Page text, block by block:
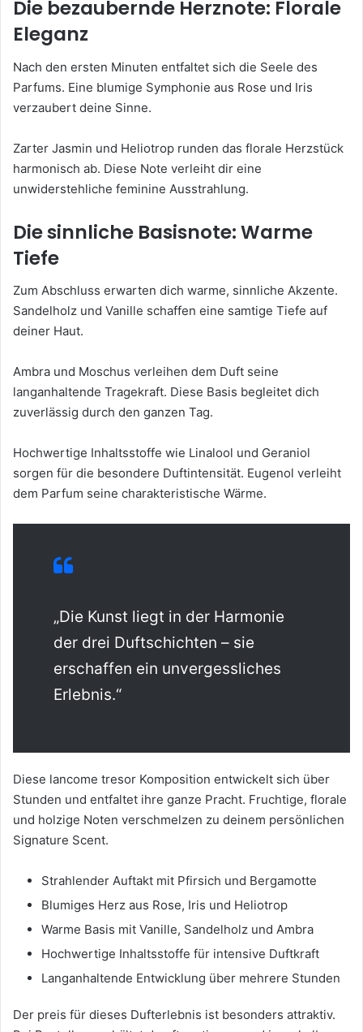
Die bezaubernde Herznote: Florale
Eleganz
Nach den ersten Minuten entfaltet sich die Seele des
Parfums. Eine blumige Symphonie aus Rose und Iris
verzaubert deine Sinne.
Zarter Jasmin und Heliotrop runden das florale Herzstück
harmonisch ab. Diese Note verleiht dir eine
unwiderstehliche feminine Ausstrahlung.
Die sinnliche Basisnote: Warme
Tiefe
Zum Abschluss erwarten dich warme, sinnliche Akzente.
Sandelholz und Vanille schaffen eine samtige Tiefe auf
deiner Haut.
Ambra und Moschus verleihen dem Duft seine
langanhaltende Tragekraft. Diese Basis begleitet dich
zuverlässig durch den ganzen Tag.
Hochwertige Inhaltsstoffe wie Linalool und Geraniol
sorgen für die besondere Duftintensität. Eugenol verleiht
dem Parfum seine charakteristische Wärme.
„Die Kunst liegt in der Harmonie
der drei Duftschichten – sie
erschaffen ein unvergessliches
Erlebnis.“
Diese lancome tresor Komposition entwickelt sich über
Stunden und entfaltet ihre ganze Pracht. Fruchtige, florale
und holzige Noten verschmelzen zu deinem persönlichen
Signature Scent.
Strahlender Auftakt mit Pfirsich und Bergamotte
Blumiges Herz aus Rose, Iris und Heliotrop
Warme Basis mit Vanille, Sandelholz und Ambra
Hochwertige Inhaltsstoffe für intensive Duftkraft
Langanhaltende Entwicklung über mehrere Stunden
Der preis für dieses Dufterlebnis ist besonders attraktiv.